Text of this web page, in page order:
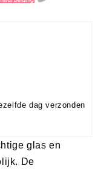
dag verzonden
glas en
De